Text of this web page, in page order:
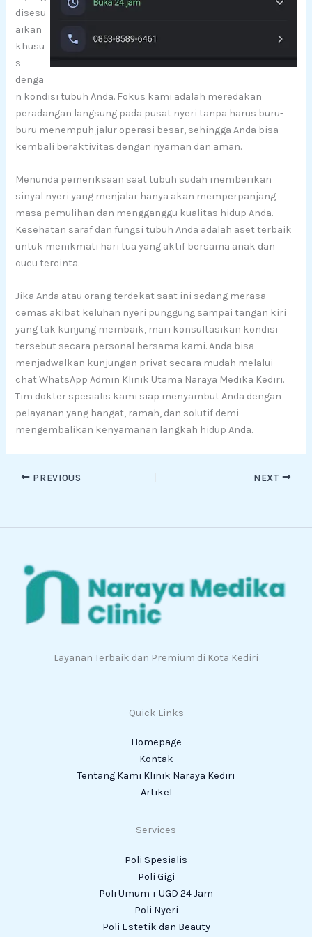
disesu
aikan
khusu
s
denga
n kondisi tubuh Anda. Fokus kami adalah meredakan
peradangan langsung pada pusat nyeri tanpa harus buru-
buru menempuh jalur operasi besar, sehingga Anda bisa
kembali beraktivitas dengan nyaman dan aman.
Menunda pemeriksaan saat tubuh sudah memberikan
sinyal nyeri yang menjalar hanya akan memperpanjang
masa pemulihan dan mengganggu kualitas hidup Anda.
Kesehatan saraf dan fungsi tubuh Anda adalah aset terbaik
untuk menikmati hari tua yang aktif bersama anak dan
cucu tercinta.
Jika Anda atau orang terdekat saat ini sedang merasa
cemas akibat keluhan nyeri punggung sampai tangan kiri
yang tak kunjung membaik, mari konsultasikan kondisi
tersebut secara personal bersama kami. Anda bisa
menjadwalkan kunjungan privat secara mudah melalui
chat WhatsApp Admin Klinik Utama Naraya Medika Kediri.
Tim dokter spesialis kami siap menyambut Anda dengan
pelayanan yang hangat, ramah, dan solutif demi
mengembalikan kenyamanan langkah hidup Anda.
PREVIOUS NEXT
Layanan Terbaik dan Premium di Kota Kediri
Quick Links
Homepage
Kontak
Tentang Kami Klinik Naraya Kediri
Artikel
Services
Poli Spesialis
Poli Gigi
Poli Umum + UGD 24 Jam
Poli Nyeri
Poli Estetik dan Beauty